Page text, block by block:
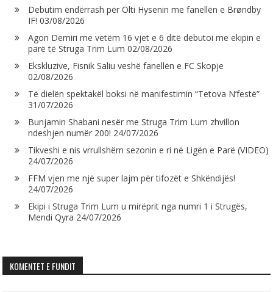
Debutim ëndërrash për Olti Hysenin me fanellën e Brøndby
IF! 03/08/2026
Agon Demiri me vetëm 16 vjet e 6 ditë debutoi me ekipin e
parë të Struga Trim Lum 02/08/2026
Ekskluzive, Fisnik Saliu veshë fanellën e FC Skopje
02/08/2026
Të dielën spektakël boksi në manifestimin “Tetova N’festë”
31/07/2026
Bunjamin Shabani nesër me Struga Trim Lum zhvillon
ndeshjen numër 200! 24/07/2026
Tikveshi e nis vrrullshëm sezonin e ri në Ligën e Parë (VIDEO)
24/07/2026
FFM vjen me një super lajm për tifozët e Shkëndijës!
24/07/2026
Ekipi i Struga Trim Lum u mirëprit nga numri 1 i Strugës,
Mendi Qyra 24/07/2026
KOMENTET E FUNDIT